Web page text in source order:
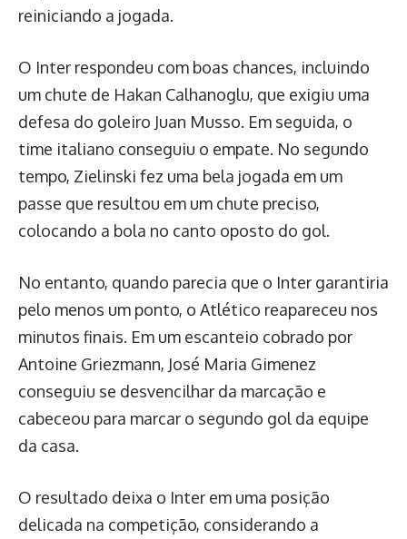
reiniciando a jogada.
O Inter respondeu com boas chances, incluindo
um chute de Hakan Calhanoglu, que exigiu uma
defesa do goleiro Juan Musso. Em seguida, o
time italiano conseguiu o empate. No segundo
tempo, Zielinski fez uma bela jogada em um
passe que resultou em um chute preciso,
colocando a bola no canto oposto do gol.
No entanto, quando parecia que o Inter garantiria
pelo menos um ponto, o Atlético reapareceu nos
minutos finais. Em um escanteio cobrado por
Antoine Griezmann, José Maria Gimenez
conseguiu se desvencilhar da marcação e
cabeceou para marcar o segundo gol da equipe
da casa.
O resultado deixa o Inter em uma posição
delicada na competição, considerando a